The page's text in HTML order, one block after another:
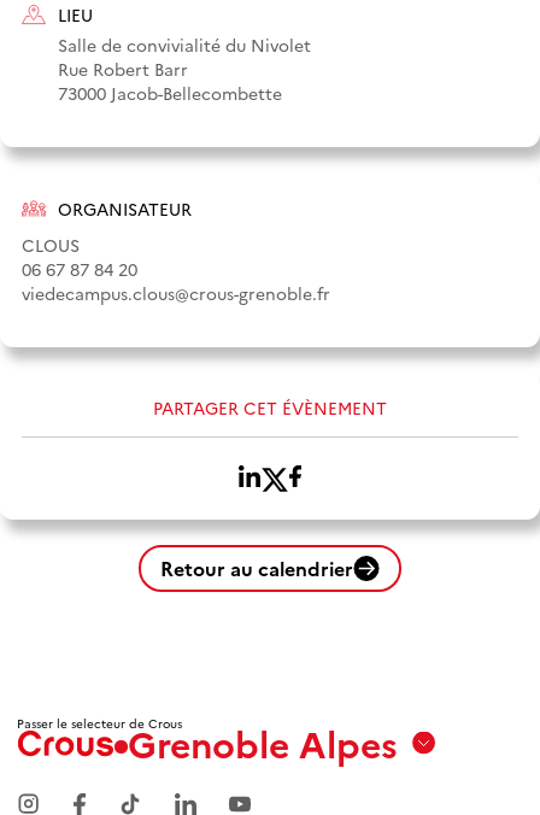
LIEU
Salle de convivialité du Nivolet
Rue Robert Barr
73000 Jacob-Bellecombette
ORGANISATEUR
CLOUS
06 67 87 84 20
viedecampus.clous@crous-grenoble.fr
PARTAGER CET ÉVÈNEMENT
Retour au calendrier
Passer le selecteur de CrousGrenoble Alpes
Marseille